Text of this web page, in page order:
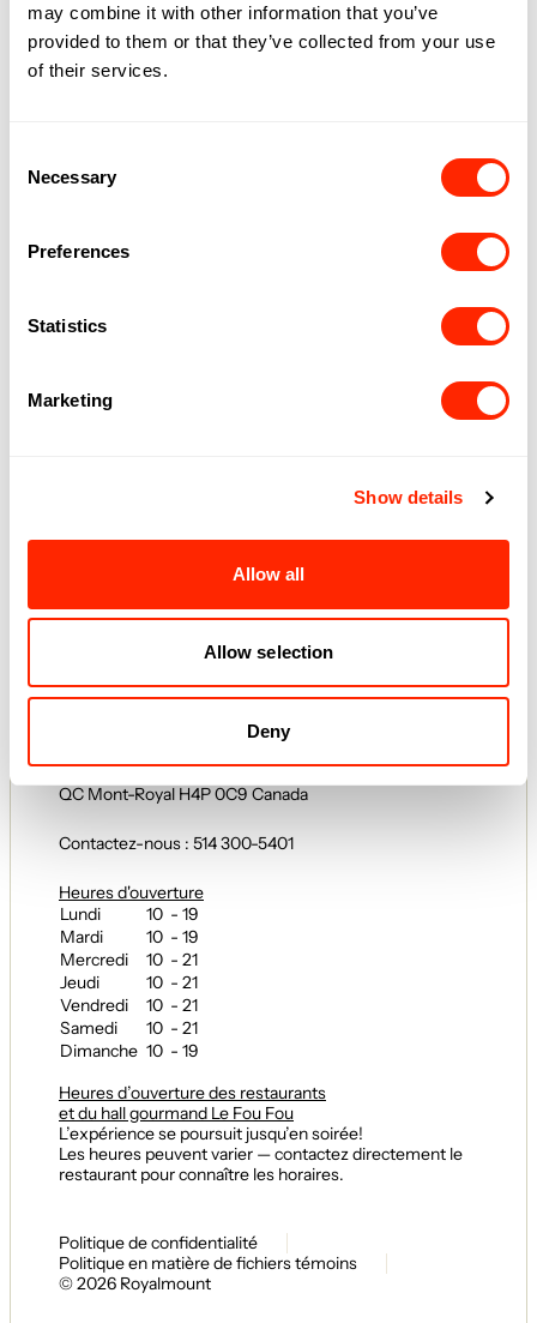
may combine it with other information that you’ve
provided to them or that they’ve collected from your use
of their services.
Selection
Necessary
Preferences
Statistics
Marketing
Show details
Allow all
Allow selection
Deny
SUIVRE SUGAR DADDY SUGAR FLUFF
Suivez-nous
Offres d'emploi
ENGAGEMENT ROYALMOUNT
À propos
règlements
5050 chemin de la Côte-de-Liesse
QC Mont-Royal H4P 0C9 Canada
Contactez-nous : 514 300-5401
Heures d'ouverture
Lundi
10 - 19
Mardi
10 - 19
Mercredi
10 - 21
Jeudi
10 - 21
Vendredi
10 - 21
Samedi
10 - 21
Dimanche 10 - 19
Heures d’ouverture des restaurants
et du hall gourmand Le Fou Fou
L’expérience se poursuit jusqu’en soirée!
Les heures peuvent varier — contactez directement le
restaurant pour connaître les horaires.
Politique de confidentialité
Politique en matière de fichiers témoins
© 2026 Royalmount